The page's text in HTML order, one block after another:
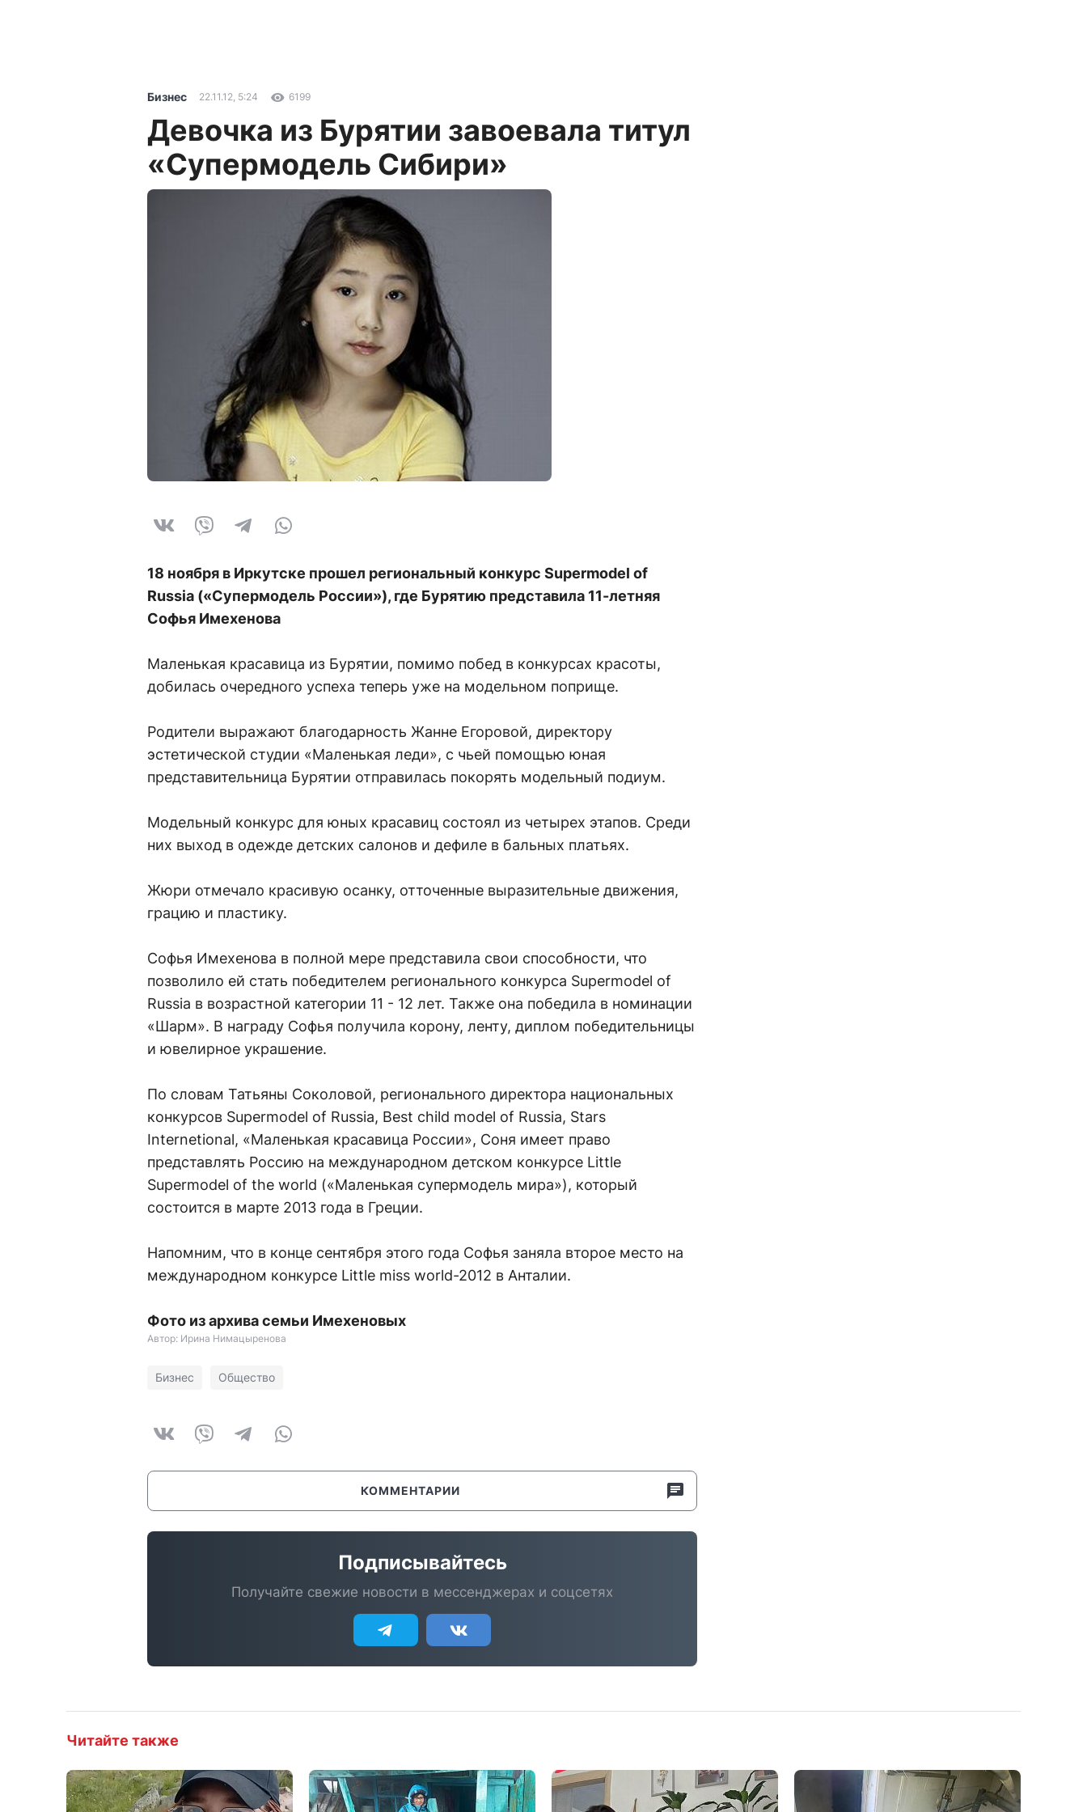
Бизнес 22.11.12, 5:24 6199
Девочка из Бурятии завоевала титул
«Супермодель Сибири»
18 ноября в Иркутске прошел региональный конкурс Supermodel of
Russia («Супермодель России»), где Бурятию представила 11-летняя
Софья Имехенова
Маленькая красавица из Бурятии, помимо побед в конкурсах красоты,
добилась очередного успеха теперь уже на модельном поприще.
Родители выражают благодарность Жанне Егоровой, директору
эстетической студии «Маленькая леди», с чьей помощью юная
представительница Бурятии отправилась покорять модельный подиум.
Модельный конкурс для юных красавиц состоял из четырех этапов. Среди
них выход в одежде детских салонов и дефиле в бальных платьях.
Жюри отмечало красивую осанку, отточенные выразительные движения,
грацию и пластику.
Софья Имехенова в полной мере представила свои способности, что
позволило ей стать победителем регионального конкурса Supermodel of
Russia в возрастной категории 11 - 12 лет. Также она победила в номинации
«Шарм». В награду Софья получила корону, ленту, диплом победительницы
и ювелирное украшение.
По словам Татьяны Соколовой, регионального директора национальных
конкурсов Supermodel of Russia, Best child model of Russia, Stars
Internetional, «Маленькая красавица России», Соня имеет право
представлять Россию на международном детском конкурсе Little
Supermodel of the world («Маленькая супермодель мира»), который
состоится в марте 2013 года в Греции.
Напомним, что в конце сентября этого года Софья заняла второе место на
международном конкурсе Little miss world-2012 в Анталии.
Фото из архива семьи Имехеновых
Автор: Ирина Нимацыренова
Бизнес Общество
КОММЕНТАРИИ
Подписывайтесь
Получайте свежие новости в мессенджерах и соцсетях
Читайте также